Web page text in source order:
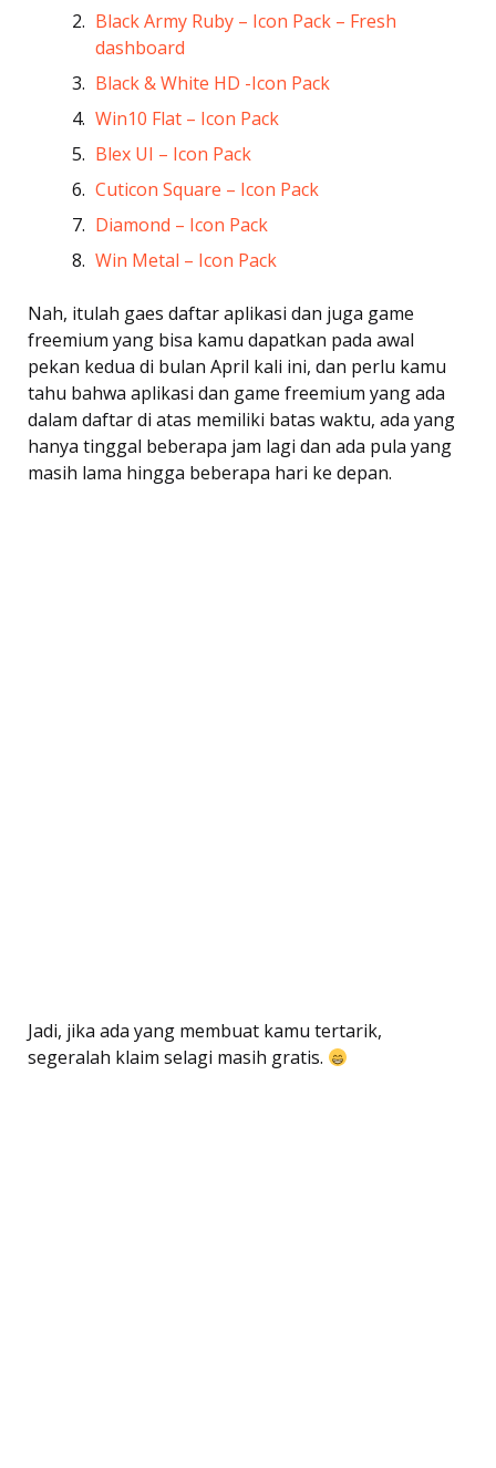
Black Army Ruby – Icon Pack – Fresh
dashboard
Black & White HD -Icon Pack
Win10 Flat – Icon Pack
Blex UI – Icon Pack
Cuticon Square – Icon Pack
Diamond – Icon Pack
Win Metal – Icon Pack
Nah, itulah gaes daftar aplikasi dan juga game
freemium yang bisa kamu dapatkan pada awal
pekan kedua di bulan April kali ini, dan perlu kamu
tahu bahwa aplikasi dan game freemium yang ada
dalam daftar di atas memiliki batas waktu, ada yang
hanya tinggal beberapa jam lagi dan ada pula yang
masih lama hingga beberapa hari ke depan.
Jadi, jika ada yang membuat kamu tertarik,
segeralah klaim selagi masih gratis.